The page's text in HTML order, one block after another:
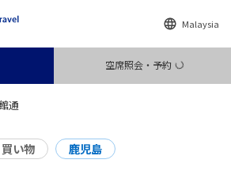
Malaysia
空席照会・予約
通
買い物 鹿児島